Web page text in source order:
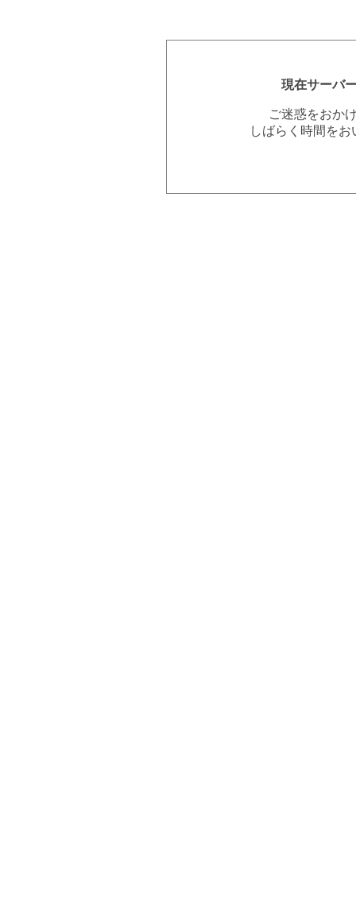
現在サーバ
ご迷惑をおか
しばらく時間を